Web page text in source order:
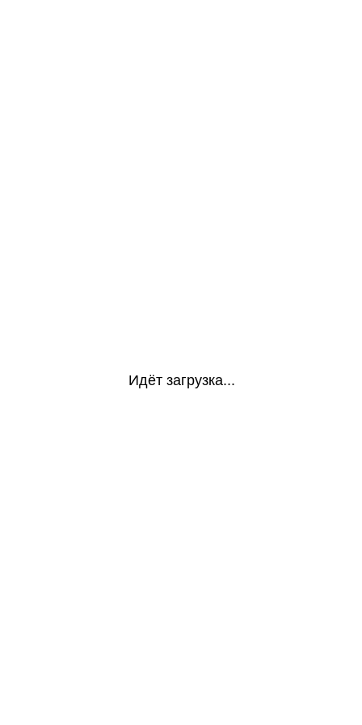
Идёт загрузка...